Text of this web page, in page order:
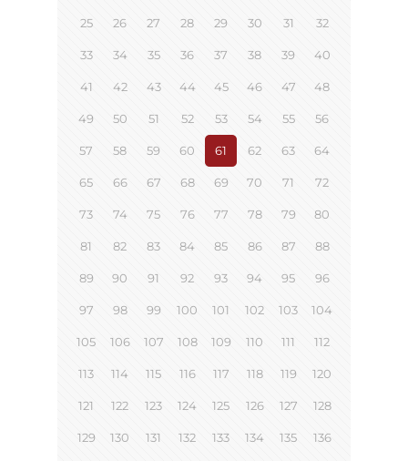
25 26 27 28 29 30 31 32
33 34 35 36 37 38 39 40
41 42 43 44 45 46 47 48
49 50 51 52 53 54 55 56
57 58 59 60 61 62 63 64
65 66 67 68 69 70 71 72
73 74 75 76 77 78 79 80
81 82 83 84 85 86 87 88
89 90 91 92 93 94 95 96
97 98 99 100 101 102 103 104
105 106 107 108 109 110 111 112
113 114 115 116 117 118 119 120
121 122 123 124 125 126 127 128
129 130 131 132 133 134 135 136